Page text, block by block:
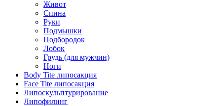
Живот
Спина
Руки
Подмышки
Подбородок
Лобок
Грудь (для мужчин)
Ноги
Body Tite липосакция
Face Tite липосакция
Липоскульптурирование
Липофилинг